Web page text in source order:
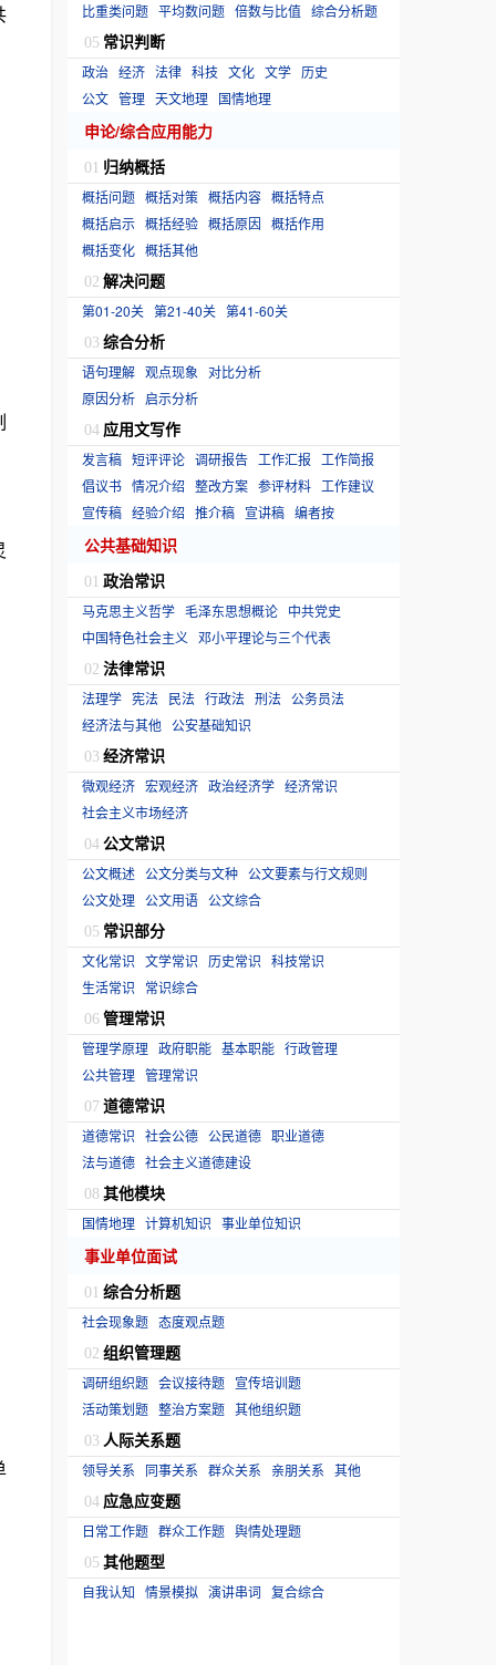
比重类问题 平均数问题 倍数与比值 综合分析题
05 常识判断
政治 经济 法律 科技 文化 文学 历史
公文 管理 天文地理 国情地理
申论/综合应用能力
01 归纳概括
概括问题 概括对策 概括内容 概括特点
概括启示 概括经验 概括原因 概括作用
概括变化 概括其他
02 解决问题
第01-20关 第21-40关 第41-60关
03 综合分析
语句理解 观点现象 对比分析
原因分析 启示分析
04 应用文写作
发言稿 短评评论 调研报告 工作汇报
工作简报
倡议书 情况介绍 整改方案 参评材料 工作建议
宣传稿 经验介绍 推介稿 宣讲稿 编者按
公共基础知识
01 政治常识
马克思主义哲学 毛泽东思想概论 中共党史
中国特色社会主义 邓小平理论与三个代表
02 法律常识
法理学 宪法 民法 行政法 刑法 公务员法
经济法与其他 公安基础知识
03 经济常识
微观经济 宏观经济 政治经济学 经济常识
社会主义市场经济
04 公文常识
公文概述 公文分类与文种 公文要素与行文规则
公文处理 公文用语 公文综合
05 常识部分
文化常识 文学常识 历史常识 科技常识
生活常识
常识综合
06 管理常识
管理学原理 政府职能 基本职能 行政管理
公共管理 管理常识
07 道德常识
道德常识 社会公德 公民道德 职业道德
法与道德 社会主义道德建设
08 其他模块
国情地理 计算机知识 事业单位知识
事业单位面试
01 综合分析题
社会现象题 态度观点题
02 组织管理题
调研组织题 会议接待题 宣传培训题
活动策划题 整治方案题 其他组织题
03 人际关系题
领导关系 同事关系 群众关系 亲朋关系 其他
04 应急应变题
日常工作题 群众工作题 舆情处理题
05 其他题型
自我认知 情景模拟 演讲串词 复合综合